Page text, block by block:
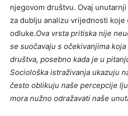
njegovom društvu. Ovaj
za dublju analizu vrijednosti koje
odluke.Ova vrsta pritiska nije
se suočavaju s očekivanjima
društva, posebno kada je u
Sociološka istraživanja ukazuju
često oblikuju naše percepcije
mora nužno odražavati naše